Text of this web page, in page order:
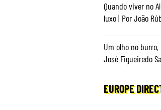
Quando viver no
luxo | Por João
Um olho no
José Figueiredo
EUROPE